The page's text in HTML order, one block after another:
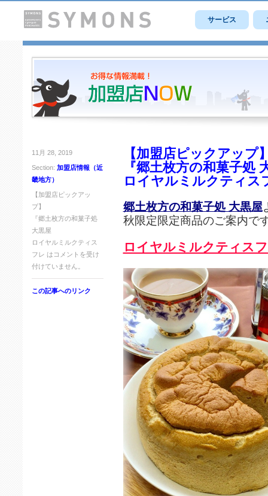
サービス
11月 28, 2019
Section: 加盟店情報（近
畿地方）
【加盟店ピックアッ
プ】
『郷土枚方の和菓子処
大黒屋
ロイヤルミルクティス
フレ は コメントを受け
付けていません。
この記事へのリンク
【加盟店ピックアップ
『郷土枚方の和菓子処
ロイヤルミルクティス
郷土枚方の和菓子処 大黒屋
秋限定限定商品のご案内で
ロイヤルミルクティス